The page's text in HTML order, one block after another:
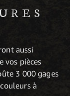
aussi
vos pièces
3 000 gages
à